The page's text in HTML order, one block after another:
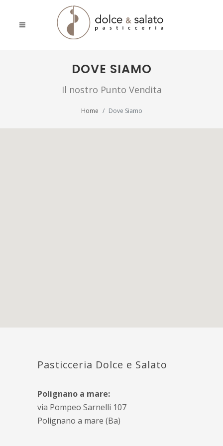
DOVE SIAMO
Il nostro Punto Vendita
Home Dove Siamo
Pasticceria Dolce e Salato
Polignano a mare:
via Pompeo Sarnelli 107
Polignano a mare (Ba)